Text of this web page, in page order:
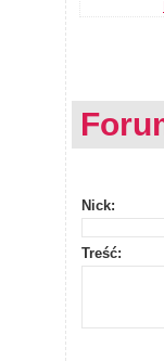
Nick:
Treść: